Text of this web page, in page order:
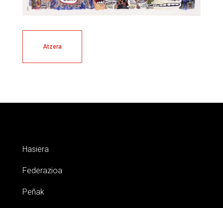
Atzera
Hasiera
Federazioa
Peñak